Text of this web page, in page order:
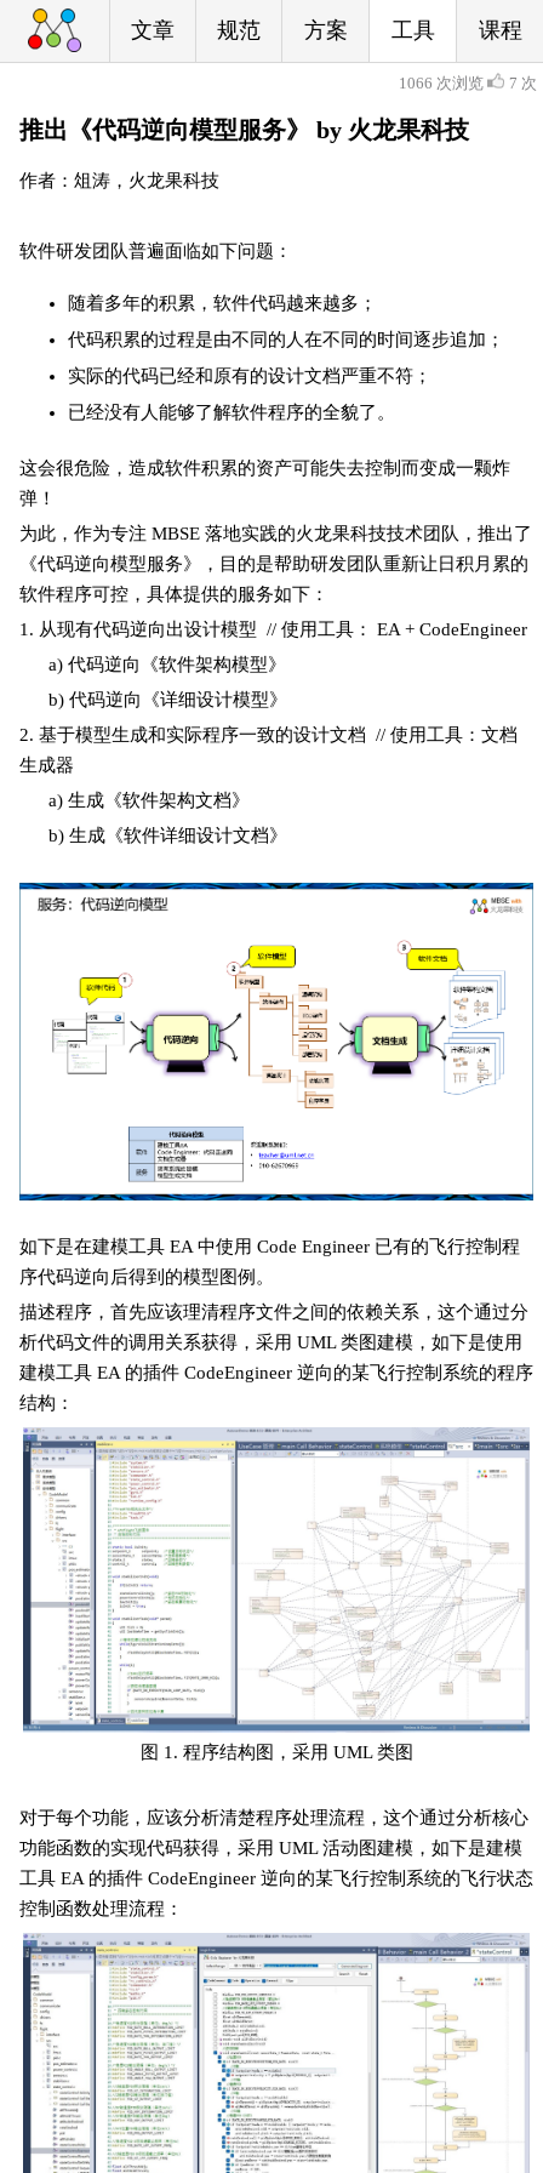
文章 规范 方案 工具 课程
1066 次浏览 7 次
推出《代码逆向模型服务》 by 火龙果科技
作者：俎涛，火龙果科技
软件研发团队普遍面临如下问题：
随着多年的积累，软件代码越来越多；
代码积累的过程是由不同的人在不同的时间逐步追加；
实际的代码已经和原有的设计文档严重不符；
已经没有人能够了解软件程序的全貌了。
这会很危险，造成软件积累的资产可能失去控制而变成一颗炸
弹！
为此，作为专注 MBSE 落地实践的火龙果科技技术团队，推出了
《代码逆向模型服务》，目的是帮助研发团队重新让日积月累的
软件程序可控，具体提供的服务如下：
1. 从现有代码逆向出设计模型 // 使用工具： EA + CodeEngineer
a) 代码逆向《软件架构模型》
b) 代码逆向《详细设计模型》
2. 基于模型生成和实际程序一致的设计文档 // 使用工具：文档
生成器
a) 生成《软件架构文档》
b) 生成《软件详细设计文档》
如下是在建模工具 EA 中使用 Code Engineer 已有的飞行控制程
序代码逆向后得到的模型图例。
描述程序，首先应该理清程序文件之间的依赖关系，这个通过分
析代码文件的调用关系获得，采用 UML 类图建模，如下是使用
建模工具 EA 的插件 CodeEngineer 逆向的某飞行控制系统的程序
结构：
图 1. 程序结构图，采用 UML 类图
对于每个功能，应该分析清楚程序处理流程，这个通过分析核心
功能函数的实现代码获得，采用 UML 活动图建模，如下是建模
工具 EA 的插件 CodeEngineer 逆向的某飞行控制系统的飞行状态
控制函数处理流程：